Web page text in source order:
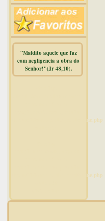
"Maldito aquele que faz
com negligência a obra do
Senhor!"(Jr 48,10).
/home/dicionar/public_html/online.php
/home/dicionar/public_html/online.php